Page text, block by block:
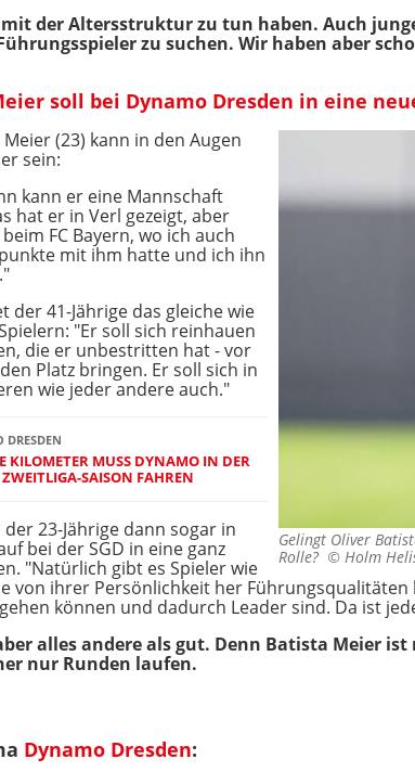
der Altersstruktur zu tun haben. Auch
zu suchen. Wir haben aber
soll bei Dynamo Dresden in eine
Gelingt Oliver
Rolle? © Holm
(23) kann in den Augen
sein:
kann er eine Mannschaft
hat er in Verl gezeigt, aber
FC Bayern, wo ich auch
mit ihm hatte und ich ihn
der 41-Jährige das gleiche wie
"Er soll sich reinhauen
die er unbestritten hat - vor
Platz bringen. Er soll sich in
wie jeder andere auch."
DRESDEN
KILOMETER MUSS DYNAMO IN DER
SAISON FAHREN
23-Jährige dann sogar in
bei der SGD in eine ganz
"Natürlich gibt es Spieler wie
von ihrer Persönlichkeit her
können und dadurch Leader sind. Da ist
alles andere als gut. Denn Batista Meier
nur Runden laufen.
Dynamo Dresden: